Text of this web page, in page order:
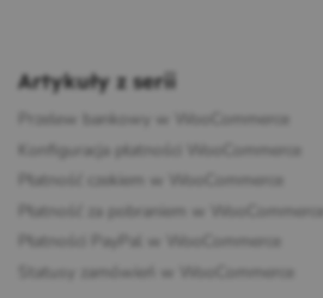
Artykuły z serii
Przelew bankowy w WooCommerce
Konfiguracja płatności WooCommerce
Płatność czekiem w WooCommerce
Płatność za pobraniem w WooCommerce
Płatności PayPal w WooCommerce
Statusy zamówień w WooCommerce